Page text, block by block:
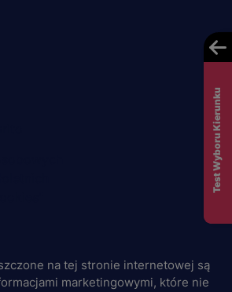
na tej stronie internetowej są
marketingowymi, które nie
Test Wyboru Kierunku